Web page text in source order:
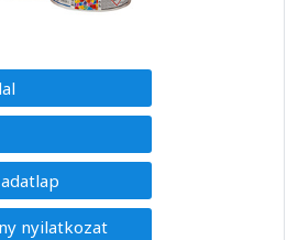
nyilatkozat